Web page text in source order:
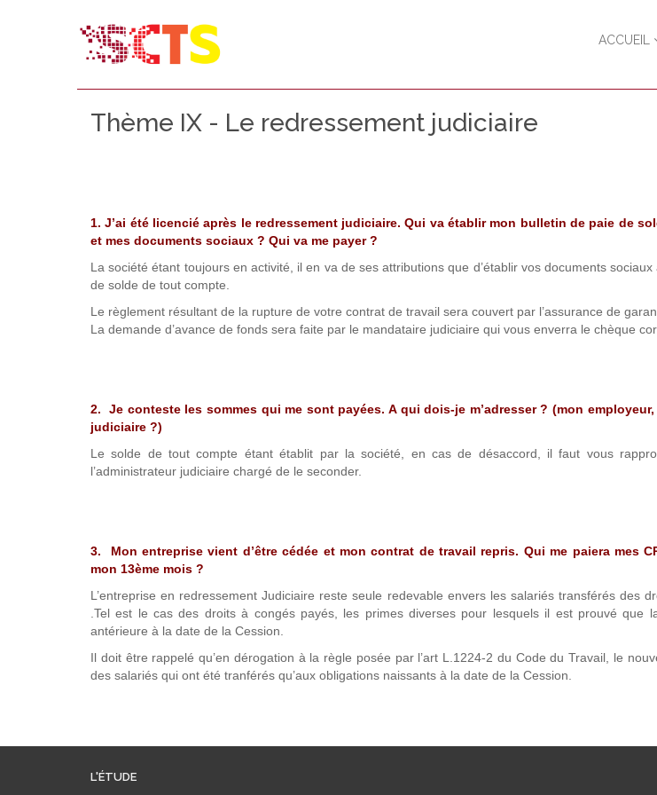
ACCUEIL
Thème IX - Le redressement judiciaire
1. J’ai été licencié après le redressement judiciaire. Qui va établir mon bulletin de paie de
et mes documents sociaux ? Qui va me payer ?
La société étant toujours en activité, il en va de ses attributions que d’établir vos documents
de solde de tout compte.
Le règlement résultant de la rupture de votre contrat de travail sera couvert par l’assurance de
La demande d’avance de fonds sera faite par le mandataire judiciaire qui vous enverra le chèque
2. Je conteste les sommes qui me sont payées. A qui dois-je m’adresser ? (mon
judiciaire ?)
Le solde de tout compte étant établit par la société, en cas de désaccord, il faut vous
l’administrateur judiciaire chargé de le seconder.
3. Mon entreprise vient d’être cédée et mon contrat de travail repris. Qui me paiera mes
mon 13ème mois ?
L’entreprise en redressement Judiciaire reste seule redevable envers les salariés transférés des
.Tel est le cas des droits à congés payés, les primes diverses pour lesquels il est prouvé que
antérieure à la date de la Cession.
Il doit être rappelé qu’en dérogation à la règle posée par l’art L.1224-2 du Code du Travail, le
des salariés qui ont été tranférés qu’aux obligations naissants à la date de la Cession.
L'ÉTUDE